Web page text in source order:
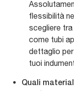
flessibilità
scegliere
come tubi
dettaglio
tuoi
Quali